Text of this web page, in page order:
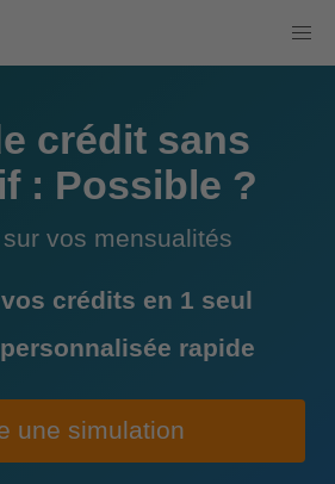
crédit sans
: Possible ?
vos mensualités
crédits en 1 seul
rapide
une simulation